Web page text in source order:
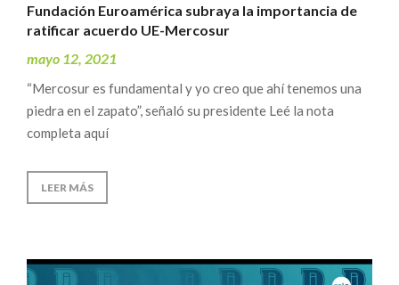
Fundación Euroamérica subraya la importancia de
ratificar acuerdo UE-Mercosur
mayo 12, 2021
“Mercosur es fundamental y yo creo que ahí tenemos una
piedra en el zapato”, señaló su presidente Leé la nota
completa aquí
LEER MÁS